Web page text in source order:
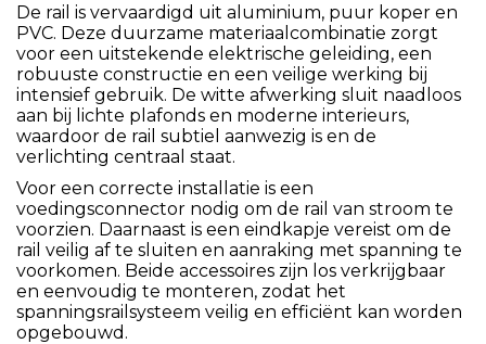
De rail is vervaardigd uit aluminium, puur koper en
PVC. Deze duurzame materiaalcombinatie zorgt
voor een uitstekende elektrische geleiding, een
robuuste constructie en een veilige werking bij
intensief gebruik. De witte afwerking sluit naadloos
aan bij lichte plafonds en moderne interieurs,
waardoor de rail subtiel aanwezig is en de
verlichting centraal staat.
Voor een correcte installatie is een
voedingsconnector nodig om de rail van stroom te
voorzien. Daarnaast is een eindkapje vereist om de
rail veilig af te sluiten en aanraking met spanning te
voorkomen. Beide accessoires zijn los verkrijgbaar
en eenvoudig te monteren, zodat het
spanningsrailsysteem veilig en efficiënt kan worden
opgebouwd.